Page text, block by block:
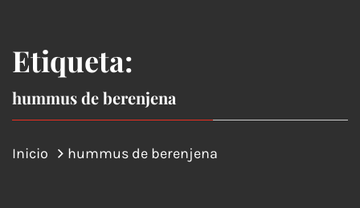
Etiqueta:
hummus de berenjena
Inicio hummus de berenjena